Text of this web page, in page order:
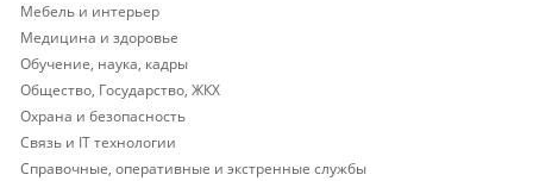
Мебель и интерьер
Медицина и здоровье
Обучение, наука, кадры
Общество, Государство, ЖКХ
Охрана и безопасность
Связь и IT технологии
Справочные, оперативные и экстренные службы